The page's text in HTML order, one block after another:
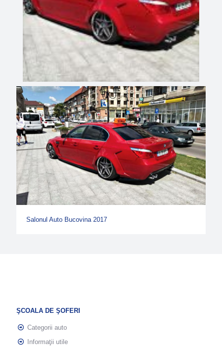
Salonul Auto Bucovina 2017
ŞCOALA DE ŞOFERI
Categorii auto
Informaţii utile